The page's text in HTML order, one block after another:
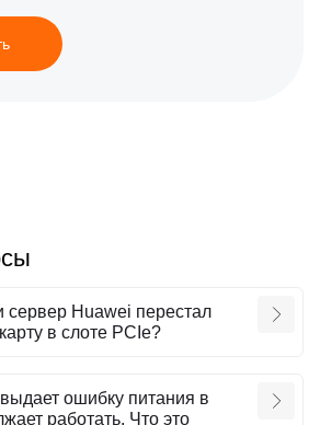
сервер Huawei перестал
в слоте PCIe?
ошибку питания в
работать. Что это